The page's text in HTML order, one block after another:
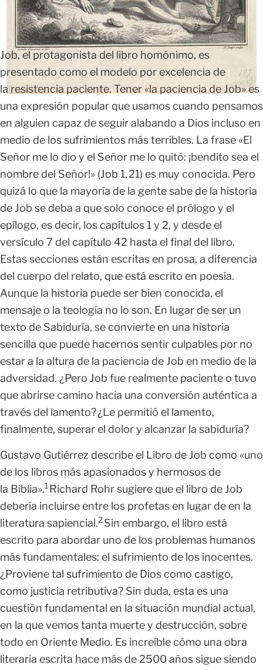
Job, el protagonista del libro homónimo, es
presentado como el modelo por excelencia de
la resistencia paciente. Tener «la paciencia de Job» es
una expresión popular que usamos cuando pensamos
en alguien capaz de seguir alabando a Dios incluso en
medio de los sufrimientos más terribles. La frase «El
Señor me lo dio y el Señor me lo quitó: ¡bendito sea el
nombre del Señor!» (Job 1, 21) es muy conocida. Pero
quizá lo que la mayoría de la gente sabe de la historia
de Job se deba a que solo conoce el prólogo y el
epílogo, es decir, los capítulos 1 y 2, y desde el
versículo 7 del capítulo 42 hasta el final del libro.
Estas secciones están escritas en prosa, a diferencia
del cuerpo del relato, que está escrito en poesía.
Aunque la historia puede ser bien conocida, el
mensaje o la teología no lo son. En lugar de ser un
texto de Sabiduría, se convierte en una historia
sencilla que puede hacernos sentir culpables por no
estar a la altura de la paciencia de Job en medio de la
adversidad. ¿Pero Job fue realmente paciente o tuvo
que abrirse camino hacia una conversión auténtica a
través del lamento? ¿Le permitió el lamento,
finalmente, superar el dolor y alcanzar la sabiduría?
Gustavo Gutiérrez describe el Libro de Job como «uno
de los libros más apasionados y hermosos de
la Biblia».1 Richard Rohr sugiere que el libro de Job
debería incluirse entre los profetas en lugar de en la
literatura sapiencial.2Sin embargo, el libro está
escrito para abordar uno de los problemas humanos
más fundamentales: el sufrimiento de los inocentes.
¿Proviene tal sufrimiento de Dios como castigo,
como justicia retributiva? Sin duda, esta es una
cuestión fundamental en la situación mundial actual,
en la que vemos tanta muerte y destrucción, sobre
todo en Oriente Medio. Es increíble cómo una obra
literaria escrita hace más de 2500 años sigue siendo